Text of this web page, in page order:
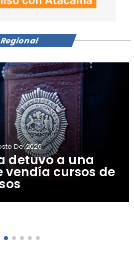
detuvo a una
vendía cursos de
De 2026
Regional